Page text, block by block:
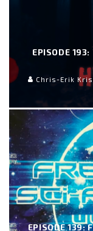
EPISODE
Chris-Erik
EPISODE 139: